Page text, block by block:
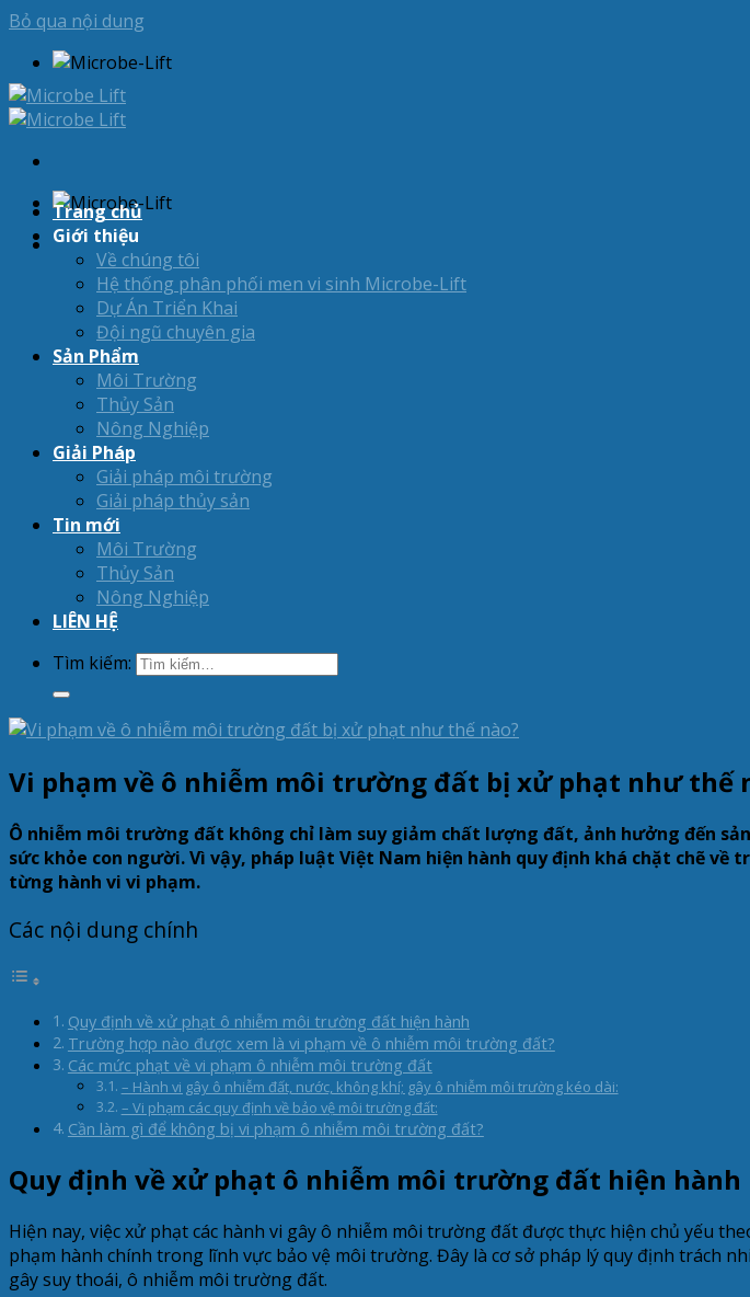
Bỏ qua nội dung
Trang chủ
Giới thiệu
Về chúng tôi
Hệ thống phân phối men vi sinh Microbe-Lift
Dự Án Triển Khai
Đội ngũ chuyên gia
Sản Phẩm
Môi Trường
Thủy Sản
Nông Nghiệp
Giải Pháp
Giải pháp môi trường
Giải pháp thủy sản
Tin mới
Môi Trường
Thủy Sản
Nông Nghiệp
LIÊN HỆ
Tìm kiếm:
Vi phạm về ô nhiễm môi trường đất bị xử phạt như thế
Ô nhiễm môi trường đất không chỉ làm suy giảm chất lượng đất, ảnh hưởng đến
sức khỏe con người. Vì vậy, pháp luật Việt Nam hiện hành quy định khá chặt chẽ
từng hành vi vi phạm.
Các nội dung chính
Quy định về xử phạt ô nhiễm môi trường đất hiện hành
Trường hợp nào được xem là vi phạm về ô nhiễm môi trường đất?
Các mức phạt về vi phạm ô nhiễm môi trường đất
– Hành vi gây ô nhiễm đất, nước, không khí; gây ô nhiễm môi trường kéo dài:
– Vi phạm các quy định về bảo vệ môi trường đất:
Cần làm gì để không bị vi phạm ô nhiễm môi trường đất?
Quy định về xử phạt ô nhiễm môi trường đất hiện hành
Hiện nay, việc xử phạt các hành vi gây ô nhiễm môi trường đất được thực hiện chủ yếu
phạm hành chính trong lĩnh vực bảo vệ môi trường. Đây là cơ sở pháp lý quy định trách
gây suy thoái, ô nhiễm môi trường đất.